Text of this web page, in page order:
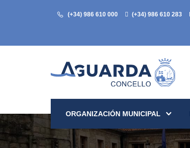
(+34) 986 610 000 (+34) 986 610 283
ORGANIZACIÓN MUNICIPAL